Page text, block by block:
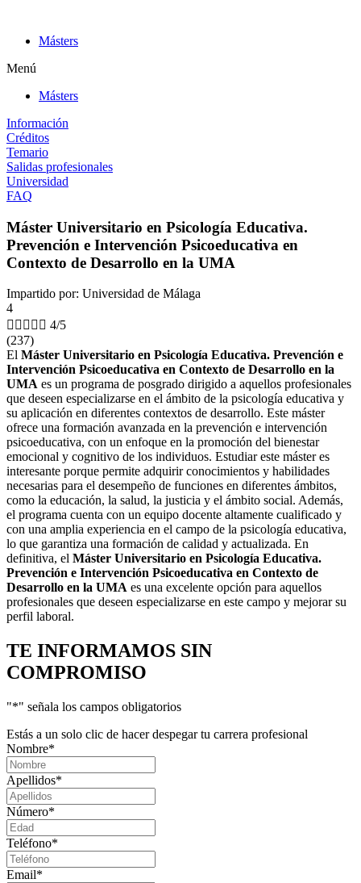
contenidoMásters
Menú
Másters
Información
Créditos
Temario
Salidas profesionales
Universidad
FAQ
Máster Universitario en Psicología Educativa.
Prevención e Intervención Psicoeducativa en
Contexto de Desarrollo en la UMA
Impartido por: Universidad de Málaga
4
     4/5
(237)
El Máster Universitario en Psicología Educativa. Prevención e
Intervención Psicoeducativa en Contexto de Desarrollo en la
UMA es un programa de posgrado dirigido a aquellos profesionales
que deseen especializarse en el ámbito de la psicología educativa y
su aplicación en diferentes contextos de desarrollo. Este máster
ofrece una formación avanzada en la prevención e intervención
psicoeducativa, con un enfoque en la promoción del bienestar
emocional y cognitivo de los individuos. Estudiar este máster es
interesante porque permite adquirir conocimientos y habilidades
necesarias para el desempeño de funciones en diferentes ámbitos,
como la educación, la salud, la justicia y el ámbito social. Además,
el programa cuenta con un equipo docente altamente cualificado y
con una amplia experiencia en el campo de la psicología educativa,
lo que garantiza una formación de calidad y actualizada. En
definitiva, el Máster Universitario en Psicología Educativa.
Prevención e Intervención Psicoeducativa en Contexto de
Desarrollo en la UMA es una excelente opción para aquellos
profesionales que deseen especializarse en este campo y mejorar su
perfil laboral.
TE INFORMAMOS SIN
COMPROMISO
"*" señala los campos obligatorios
Estás a un solo clic de hacer despegar tu carrera profesional
Nombre*
Apellidos*
Número*
Teléfono*
Email*